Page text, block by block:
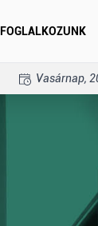
Vasárnap,